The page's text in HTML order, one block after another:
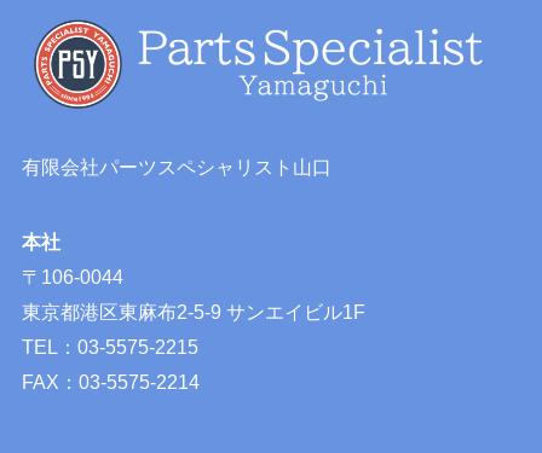
有限会社パーツスペシャリスト山口
本社
〒106-0044
東京都港区東麻布2-5-9 サンエイビル1F
TEL：03-5575-2215
FAX：03-5575-2214